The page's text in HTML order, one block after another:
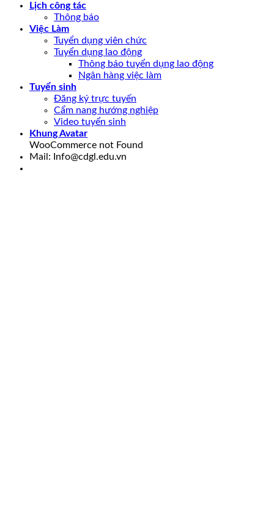
Lịch công tác
Thông báo
Việc Làm
Tuyển dụng viên chức
Tuyển dụng lao động
Thông báo tuyển dụng lao động
Ngân hàng việc làm
Tuyển sinh
Đăng ký trực tuyến
Cẩm nang hướng nghiệp
Video tuyển sinh
Khung Avatar
WooCommerce not Found
Mail: Info@cdgl.edu.vn